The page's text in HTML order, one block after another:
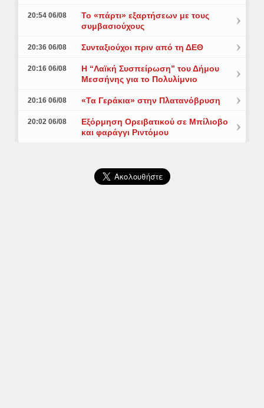
20:54 06/08
Το «πάρτι» εξαρτήσεων με τους
συμβασιούχους
20:36 06/08 Συνταξιούχοι πριν από τη ΔΕΘ
20:16 06/08
Η “Λαϊκή Συσπείρωση” του Δήμου
Μεσσήνης για το Πολυλίμνιο
20:16 06/08 «Τα Γεράκια» στην Πλατανόβρυση
20:02 06/08
Εξόρμηση Ορειβατικού σε Μπίλιοβο
και φαράγγι Ριντόμου